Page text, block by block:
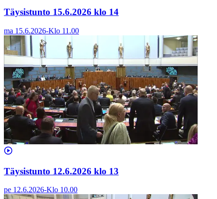
Täysistunto 15.6.2026 klo 14
ma 15.6.2026-Klo 11.00
Täysistunto 12.6.2026 klo 13
pe 12.6.2026-Klo 10.00